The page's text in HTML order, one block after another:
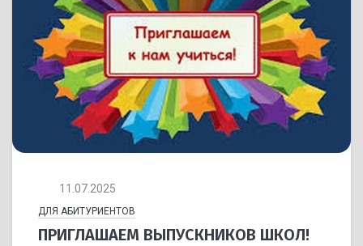
11.07.2025
ДЛЯ АБИТУРИЕНТОВ
ПРИГЛАШАЕМ ВЫПУСКНИКОВ ШКОЛ!